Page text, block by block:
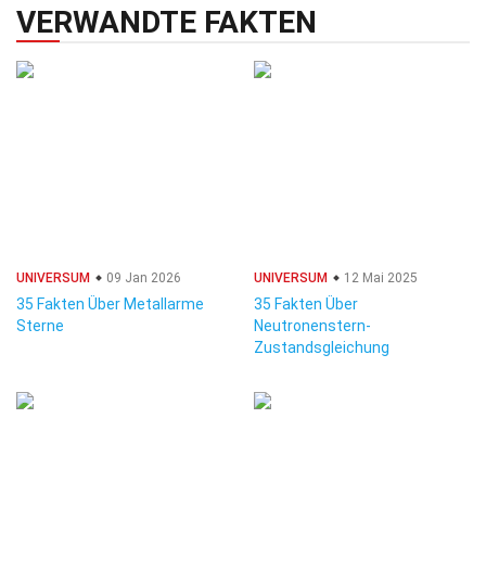
VERWANDTE FAKTEN
UNIVERSUM 09 Jan 2026
35 Fakten Über Metallarme
Sterne
UNIVERSUM 12 Mai 2025
35 Fakten Über
Neutronenstern-
Zustandsgleichung